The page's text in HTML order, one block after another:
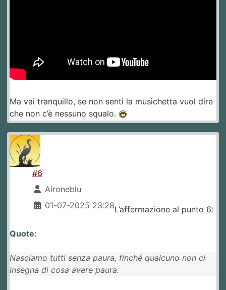
Ma vai tranquillo, se non senti la musichetta vuol dire
che non c’è nessuno squalo.
#6
Aironeblu
01-07-2025 23:28L’affermazione al punto 6:
Quote:
Nasciamo tutti senza paura, finché qualcuno non ci
insegna di cosa avere paura.